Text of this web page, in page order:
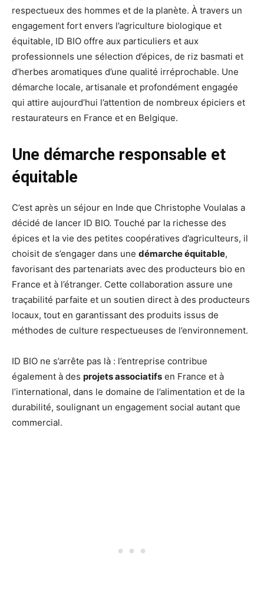
respectueux des hommes et de la planète. À travers un
engagement fort envers l’agriculture biologique et
équitable, ID BIO offre aux particuliers et aux
professionnels une sélection d’épices, de riz basmati et
d’herbes aromatiques d’une qualité irréprochable. Une
démarche locale, artisanale et profondément engagée
qui attire aujourd’hui l’attention de nombreux épiciers et
restaurateurs en France et en Belgique.
Une démarche responsable et
équitable
C’est après un séjour en Inde que Christophe Voulalas a
décidé de lancer ID BIO. Touché par la richesse des
épices et la vie des petites coopératives d’agriculteurs, il
choisit de s’engager dans une démarche équitable,
favorisant des partenariats avec des producteurs bio en
France et à l’étranger. Cette collaboration assure une
traçabilité parfaite et un soutien direct à des producteurs
locaux, tout en garantissant des produits issus de
méthodes de culture respectueuses de l’environnement.
ID BIO ne s’arrête pas là : l’entreprise contribue
également à des projets associatifs en France et à
l’international, dans le domaine de l’alimentation et de la
durabilité, soulignant un engagement social autant que
commercial.